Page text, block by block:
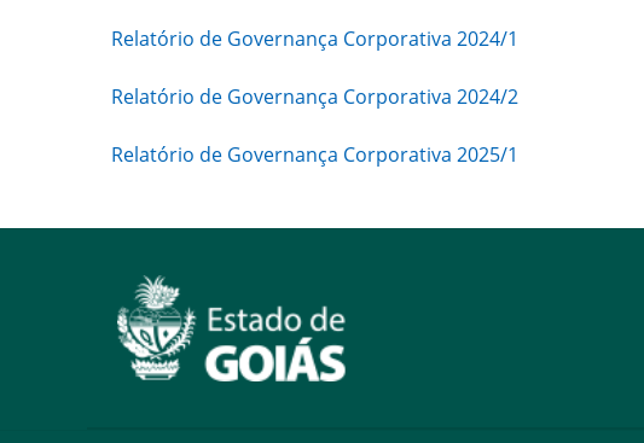
Relatório de Governança Corporativa 2024/1
Relatório de Governança Corporativa 2024/2
Relatório de Governança Corporativa 2025/1